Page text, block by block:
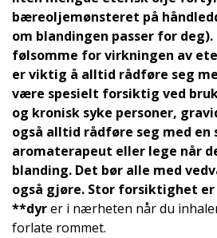
bæreoljemønsteret på
om blandingen passer for deg).
følsomme for virkningen av
er viktig å alltid rådføre seg
være spesielt forsiktig ved
og kronisk syke personer,
også alltid rådføre seg med
aromaterapeut eller lege når
blanding. Det bør alle med
også gjøre. Stor forsiktighet er
**dyrer i nærheten når du
forlate rommet.